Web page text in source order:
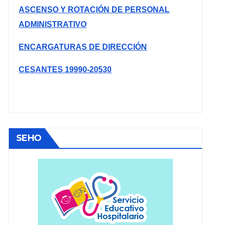
ASCENSO Y ROTACIÓN DE PERSONAL
ADMINISTRATIVO
ENCARGATURAS DE DIRECCIÓN
CESANTES 19990-20530
SEHO